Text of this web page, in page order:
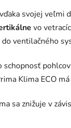
svojej veľmi
vo
ventilačného
Klima ECO má
sa znižuje v